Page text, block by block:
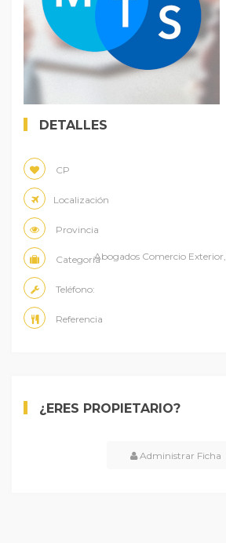
DETALLES
CP
Localización
Provincia
CategoríaAbogados Comercio
Teléfono:
Referencia
¿ERES PROPIETARIO?
Administrar Ficha